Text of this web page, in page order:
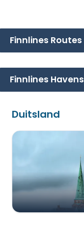
Finnlines Routes
Finnlines Havens
Duitsland